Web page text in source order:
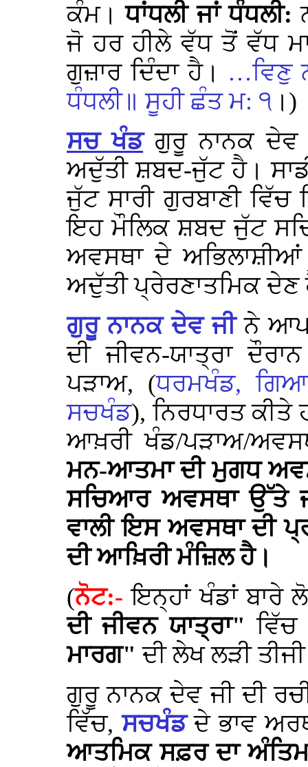
ਕੰਮ।ਧਾਂਧਲੀ ਜਾਂ ਧੰਧਲੀ:
ਜੋ ਹਰ ਹੀਲੇ ਵੱਧ ਤੋਂ ਵੱਧ
ਗੁਜ਼ਾਰ ਦਿੰਦਾ ਹੈ। …ਵਿਣੁ
ਧੰਧਲੀ॥ ਸੂਹੀ ਛੰਤ ਮ: ੧ ।)
ਸਚ ਖੰਡਗੁਰੂ ਨਾਨਕ
ਅਦੁੱਤੀ ਸ਼ਬਦ-ਜੁੱਟ ਹੈ।
ਜੁੱਟ ਸਾਰੀ ਗੁਰਬਾਣੀ
ਇਹ ਮੌਲਿਕ ਸ਼ਬਦ ਜੁੱਟ
ਅਵਸਥਾ ਦੇ
ਅਦੁੱਤੀ ਪ੍ਰੇਰਣਾਤਮਿਕ ਦੇਣ
ਗੁਰੂ ਨਾਨਕ ਦੇਵ ਜੀਨੇ
ਦੀ ਜੀਵਨ-ਯਾਤ੍ਰਾ
ਪੜਾਅ, (ਧਰਮਖੰਡ,
ਸਚਖੰਡ), ਨਿਰਧਾਰਤ
ਆਖ਼ਰੀ ਖੰਡ/ਪੜਾਅ/
ਮਨ-ਆਤਮਾ ਦੀ ਮੁਗਧ
ਸਚਿਆਰ ਅਵਸਥਾ ਉੱਤੇ
ਵਾਲੀ ਇਸ ਅਵਸਥਾ ਦੀ
ਦੀ ਆਖ਼ਿਰੀ ਮੰਜ਼ਿਲ ਹੈ।
(ਨੋਟ:-ਇਨ੍ਹਾਂ ਖੰਡਾਂ ਬਾਰੇ
ਦੀ ਜੀਵਨ ਯਾਤ੍ਰਾ"
ਮਾਰਗ"ਦੀ ਲੇਖ ਲੜੀ
ਗੁਰੂ ਨਾਨਕ ਦੇਵ ਜੀ ਦੀ
ਵਿੱਚ,ਸਚਖੰਡਦੇ ਭਾਵ
ਆਤਮਿਕ ਸਫ਼ਰ ਦਾ